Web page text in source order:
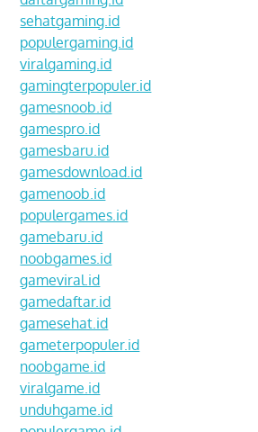
sehatgaming.id
populergaming.id
viralgaming.id
gamingterpopuler.id
gamesnoob.id
gamespro.id
gamesbaru.id
gamesdownload.id
gamenoob.id
populergames.id
gamebaru.id
noobgames.id
gameviral.id
gamedaftar.id
gamesehat.id
gameterpopuler.id
noobgame.id
viralgame.id
unduhgame.id